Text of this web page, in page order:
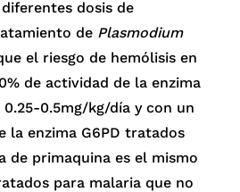
dosis de
de Plasmodium
el riesgo de hemólisis en
de actividad de la enzima
0.5mg/kg/día y con un
la enzima G6PD tratados
de primaquina es el mismo
para malaria que no